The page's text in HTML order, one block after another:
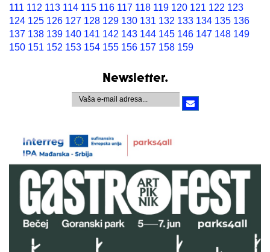
111 112 113 114 115 116 117 118 119 120 121 122 123
124 125 126 127 128 129 130 131 132 133 134 135 136
137 138 139 140 141 142 143 144 145 146 147 148 149
150 151 152 153 154 155 156 157 158 159
Newsletter.